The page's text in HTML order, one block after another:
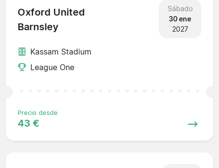
Oxford United
Barnsley
Sábado
30 ene
2027
Kassam Stadium
League One
Precio desde
43 €